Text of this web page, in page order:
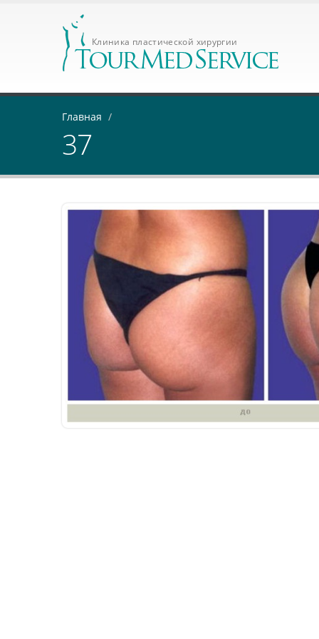
Клиника пластической хирургии
Главная /
37